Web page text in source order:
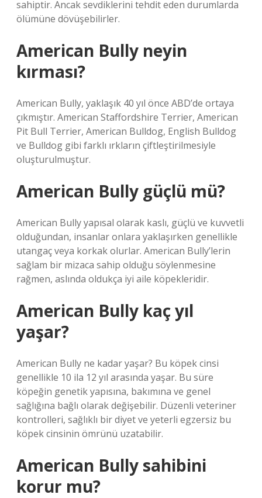
sahiptir. Ancak sevdiklerini tehdit eden durumlarda
ölümüne dövüşebilirler.
American Bully neyin
kırması?
American Bully, yaklaşık 40 yıl önce ABD’de ortaya
çıkmıştır. American Staffordshire Terrier, American
Pit Bull Terrier, American Bulldog, English Bulldog
ve Bulldog gibi farklı ırkların çiftleştirilmesiyle
oluşturulmuştur.
American Bully güçlü mü?
American Bully yapısal olarak kaslı, güçlü ve kuvvetli
olduğundan, insanlar onlara yaklaşırken genellikle
utangaç veya korkak olurlar. American Bully’lerin
sağlam bir mizaca sahip olduğu söylenmesine
rağmen, aslında oldukça iyi aile köpekleridir.
American Bully kaç yıl
yaşar?
American Bully ne kadar yaşar? Bu köpek cinsi
genellikle 10 ila 12 yıl arasında yaşar. Bu süre
köpeğin genetik yapısına, bakımına ve genel
sağlığına bağlı olarak değişebilir. Düzenli veteriner
kontrolleri, sağlıklı bir diyet ve yeterli egzersiz bu
köpek cinsinin ömrünü uzatabilir.
American Bully sahibini
korur mu?